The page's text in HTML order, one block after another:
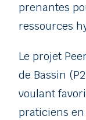
prenantes
ressources
Le projet
de Bassin
voulant
praticiens